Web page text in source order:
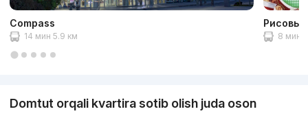
Compass
14 мин 5.9 км 8 мин
Domtut orqali kvartira sotib olish juda oson